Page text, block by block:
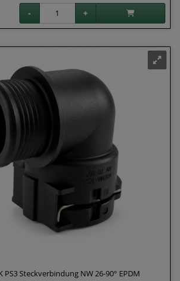
PS3 Steckverbindung NW 26-90° EPDM